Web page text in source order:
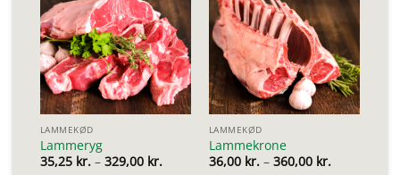
LAMMEKØD
Lammeryg
35,25 kr. – 329,00 kr.Prisinterval:
LAMMEKØD
Lammekrone
36,00 kr. – 360,00 kr.